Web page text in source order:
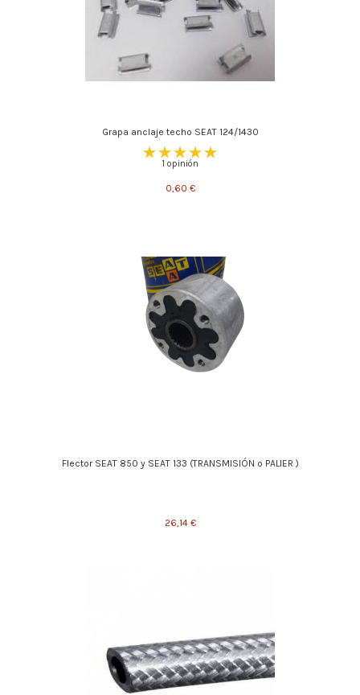
Grapa anclaje techo SEAT 124/1430
1 opinión
0,60 €
Flector SEAT 850 y SEAT 133 (TRANSMISIÓN o PALIER )
26,14 €